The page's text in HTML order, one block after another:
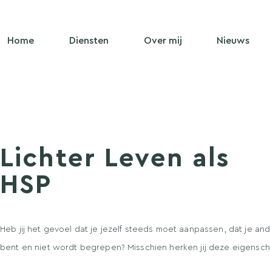
Home Diensten Over mij Nieuws
Lichter Leven als
HSP
Heb jij het gevoel dat je jezelf steeds moet aanpassen, dat je
bent en niet wordt begrepen? Misschien herken jij deze